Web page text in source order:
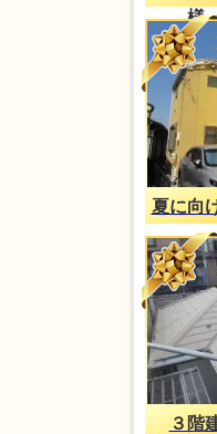
様
夏に向
３階